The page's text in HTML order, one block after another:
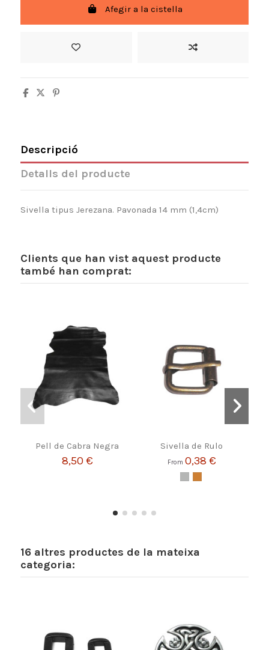
Afegir a la cistella
Descripció
Detalls del producte
Sivella tipus Jerezana. Pavonada 14 mm (1,4cm)
Clients que han vist aquest producte
també han comprat:
Pell de Cabra Negra
8,50 €
Sivella de Rulo
From 0,38 €
16 altres productes de la mateixa
categoria: